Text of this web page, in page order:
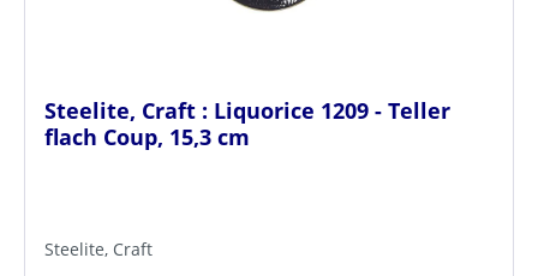
Steelite, Craft : Liquorice 1209 - Teller
flach Coup, 15,3 cm
Steelite, Craft